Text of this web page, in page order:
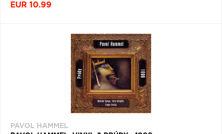
EUR 10.99
PAVOL HAMMEL